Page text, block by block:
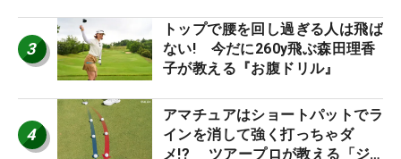
3
トップで腰を回し過ぎる人は飛ば
ない! 今だに260y飛ぶ森田理香
子が教える『お腹ドリル』
4
アマチュアはショートパットでラ
インを消して強く打っちゃダ
メ!? ツアープロが教える「ジ